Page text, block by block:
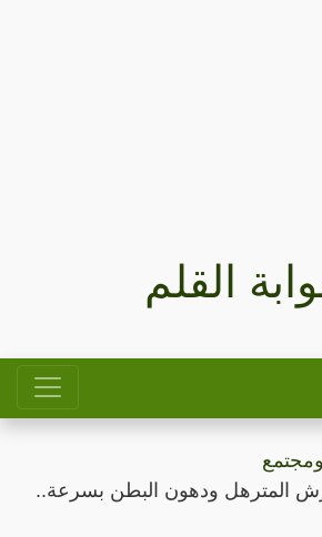
القلم
ومجتمع
المترهل ودهون البطن بسرعة..